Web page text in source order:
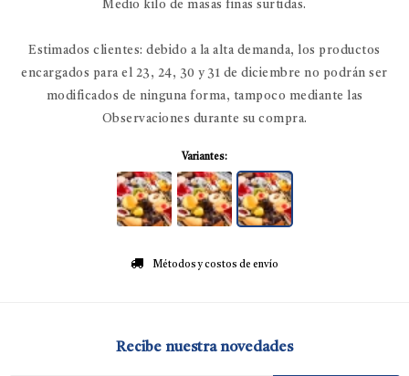
Medio kilo de masas finas surtidas.
Estimados clientes: debido a la alta demanda, los productos
encargados para el 23, 24, 30 y 31 de diciembre no podrán ser
modificados de ninguna forma, tampoco mediante las
Observaciones durante su compra.
Variantes:
Métodos y costos de envío
Recibe nuestra novedades